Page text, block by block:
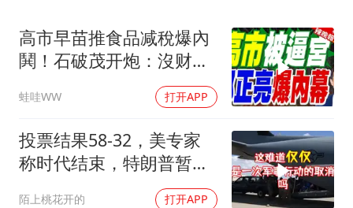
如何把百年大党建设得更加坚强有力？
高市早苗推食品减稅爆內
鬨！石破茂开炮：沒财源
极不负责｜郭正亮.帅化
民.孙大千｜辣晚报
20260804
蛙哇WW 打开APP
投票结果58-32，美专家
称时代结束，特朗普暂不
陌上桃花开的 打开APP